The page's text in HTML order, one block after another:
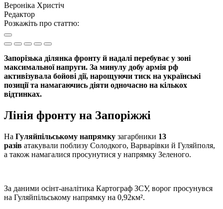
Вероніка Христіч
Редактор
Розкажіть про статтю:
Запорізька ділянка фронту й надалі перебуває у зоні
максимальної напруги. За минулу добу армія рф
активізувала бойові дії, нарощуючи тиск на українські
позиції та намагаючись діяти одночасно на кількох
відтинках.
Лінія фронту на Запоріжжі
На Гуляйпільському напрямку загарбники 13
разів атакували поблизу Солодкого, Варварівки й Гуляйполя,
а також намагалися просунутися у напрямку Зеленого.
За даними осінт-аналітика Картограф ЗСУ, ворог просунувся
на Гуляйпільському напрямку на 0,92км².